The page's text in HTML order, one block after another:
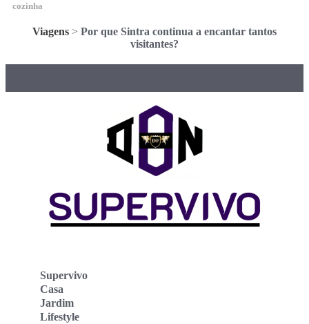
cozinha
Viagens > Por que Sintra continua a encantar tantos
visitantes?
Supervivo
Casa
Jardim
Lifestyle